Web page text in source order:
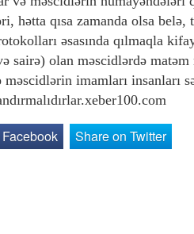
hətta qısa zamanda olsa belə,
əsasında qılmaqla
sairə) olan məscidlərdə
məscidlərin imamları insanları
Share on Twitter